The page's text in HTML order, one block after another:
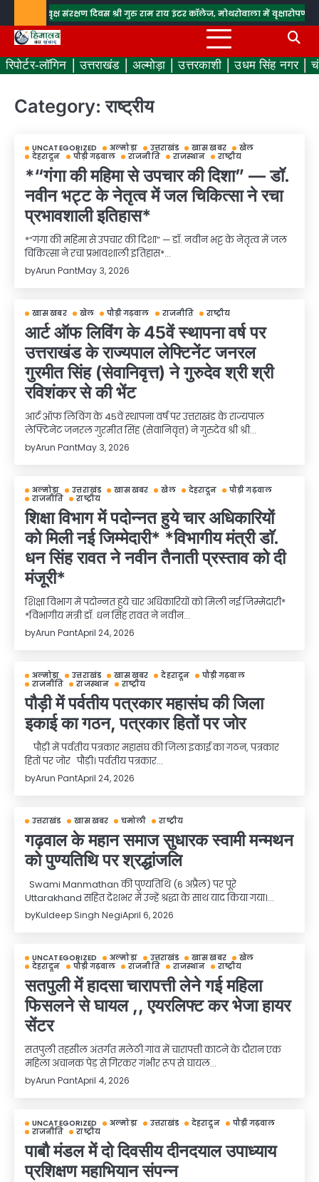
to
content
वृक्ष संरक्षण दिवसश्री गुरु राम राय इंटर कॉलेज, मोथरोवाला में वृक्षारोपण एवं
रिपोर्टर-लॉगिन उत्तराखंड अल्मोड़ा उत्तरकाशी उधम सिंह नगर
Category:राष्ट्रीय
UNCATEGORIZED अल्मोड़ा उत्तराखंड खास खबर
खेल
देहरादून
पौड़ी गढ़वाल राजनीति राजस्थान राष्ट्रीय
*“गंगा की महिमा से उपचार की दिशा” — डॉ.
नवीन भट्ट के नेतृत्व में जल चिकित्सा ने रचा
प्रभावशाली इतिहास*
*“गंगा की महिमा से उपचार की दिशा” — डॉ. नवीन भट्ट के नेतृत्व में जल
चिकित्सा ने रचा प्रभावशाली इतिहास*…
byArun PantMay 3, 2026
खास खबर खेल पौड़ी गढ़वाल राजनीति राष्ट्रीय
आर्ट ऑफ लिविंग के 45वें स्थापना वर्ष पर
उत्तराखंड के राज्यपाल लेफ्टिनेंट जनरल
गुरमीत सिंह (सेवानिवृत्त) ने गुरुदेव श्री श्री
रविशंकर से की भेंट
आर्ट ऑफ लिविंग के 45वें स्थापना वर्ष पर उत्तराखंड के राज्यपाल
लेफ्टिनेंट जनरल गुरमीत सिंह (सेवानिवृत्त) ने गुरुदेव श्री श्री…
byArun PantMay 3, 2026
अल्मोड़ा उत्तराखंड खास खबर खेल देहरादून
पौड़ी गढ़वाल
राजनीति
राष्ट्रीय
शिक्षा विभाग में पदोन्नत हुये चार अधिकारियों
को मिली नई जिम्मेदारी* *विभागीय मंत्री डाॅ.
धन सिंह रावत ने नवीन तैनाती प्रस्ताव को दी
मंजूरी*
शिक्षा विभाग में पदोन्नत हुये चार अधिकारियों को मिली नई जिम्मेदारी*
*विभागीय मंत्री डाॅ. धन सिंह रावत ने नवीन…
byArun PantApril 24, 2026
अल्मोड़ा उत्तराखंड खास खबर देहरादून
पौड़ी गढ़वाल
राजनीति
राजस्थान राष्ट्रीय
पौड़ी में पर्वतीय पत्रकार महासंघ की जिला
इकाई का गठन, पत्रकार हितों पर जोर
पौड़ी में पर्वतीय पत्रकार महासंघ की जिला इकाई का गठन, पत्रकार
हितों पर जोर पौड़ी। पर्वतीय पत्रकार…
byArun PantApril 24, 2026
उत्तराखंड खास खबर चमोली राष्ट्रीय
गढ़वाल के महान समाज सुधारक स्वामी मन्मथन
को पुण्यतिथि पर श्रद्धांजलि
Swami Manmathan की पुण्यतिथि (6 अप्रैल) पर पूरे
Uttarakhand सहित देशभर में उन्हें श्रद्धा के साथ याद किया गया।…
byKuldeep Singh NegiApril 6, 2026
UNCATEGORIZED अल्मोड़ा उत्तराखंड खास खबर
खेल
देहरादून
पौड़ी गढ़वाल राजनीति राजस्थान राष्ट्रीय
सतपुली में हादसा चारापत्ती लेने गई महिला
फिसलने से घायल ,, एयरलिफ्ट कर भेजा हायर
सेंटर
सतपुली तहसील अंतर्गत मलेठी गांव में चारापत्ती काटने के दौरान एक
महिला अचानक पेड़ से गिरकर गंभीर रूप से घायल…
byArun PantApril 4, 2026
UNCATEGORIZED अल्मोड़ा उत्तराखंड देहरादून
पौड़ी गढ़वाल
राजनीति
राष्ट्रीय
पाबौ मंडल में दो दिवसीय दीनदयाल उपाध्याय
प्रशिक्षण महाभियान संपन्न